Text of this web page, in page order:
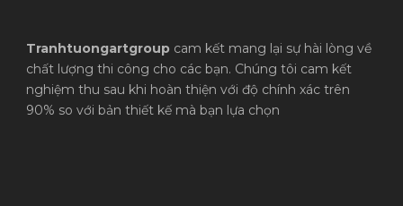
Tranhtuongartgroup cam kết mang lại sự hài lòng về
chất lượng thi công cho các bạn. Chúng tôi cam kết
nghiệm thu sau khi hoàn thiện với độ chính xác trên
90% so với bản thiết kế mà bạn lựa chọn